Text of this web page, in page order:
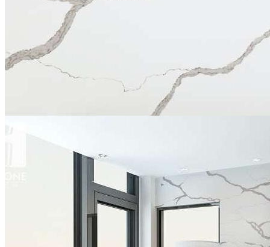
Năng lực của chúng tôi